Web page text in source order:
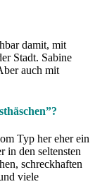
damit, mit
Stadt. Sabine
auch mit
Typ her eher ein
in den seltensten
schreckhaften
viele